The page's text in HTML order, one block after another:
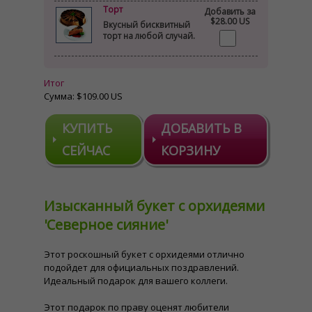
Добавить за
$28.00 US
Торт
Вкусный бисквитный
торт на любой случай.
Итог
Сумма: $109.00 US
КУПИТЬ
СЕЙЧАС
ДОБАВИТЬ В
КОРЗИНУ
Изысканный букет с орхидеями
'Северное сияние'
Этот роскошный букет с орхидеями отлично
подойдет для официальных поздравлений.
Идеальный подарок для вашего коллеги.
Этот подарок по праву оценят любители